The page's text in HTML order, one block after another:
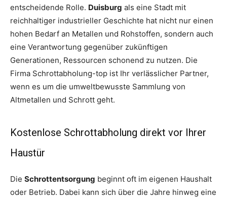
entscheidende Rolle. Duisburg als eine Stadt mit
reichhaltiger industrieller Geschichte hat nicht nur einen
hohen Bedarf an Metallen und Rohstoffen, sondern auch
eine Verantwortung gegenüber zukünftigen
Generationen, Ressourcen schonend zu nutzen. Die
Firma Schrottabholung-top ist Ihr verlässlicher Partner,
wenn es um die umweltbewusste Sammlung von
Altmetallen und Schrott geht.
Kostenlose Schrottabholung direkt vor Ihrer
Haustür
Die Schrottentsorgung beginnt oft im eigenen Haushalt
oder Betrieb. Dabei kann sich über die Jahre hinweg eine